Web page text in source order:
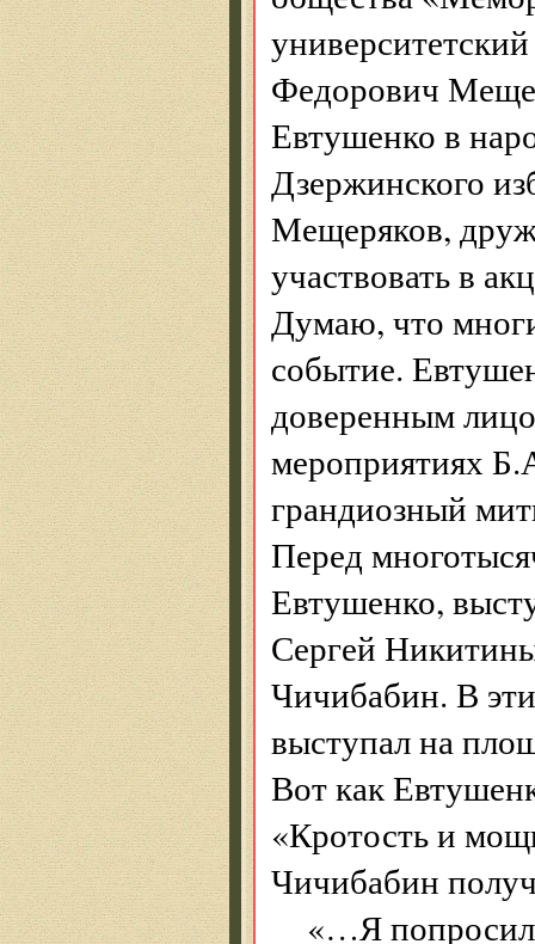
Федорович
Евтушенко в
Дзержинского
Мещеряков,
участвовать в
Думаю, что
событие.
доверенным
мероприятиях
грандиозный
Перед
Евтушенко,
Сергей
Чичибабин. В
выступал на
Вот как
«Кротость и
Чичибабин
«…Я попросил